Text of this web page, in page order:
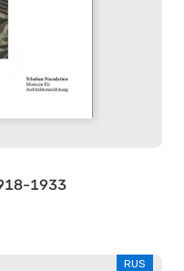
1933
RUS